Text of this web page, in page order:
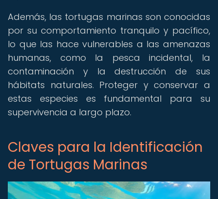
Además, las tortugas marinas son conocidas
por su comportamiento tranquilo y pacífico,
lo que las hace vulnerables a las amenazas
humanas, como la pesca incidental, la
contaminación y la destrucción de sus
hábitats naturales. Proteger y conservar a
estas especies es fundamental para su
supervivencia a largo plazo.
Claves para la Identificación
de Tortugas Marinas